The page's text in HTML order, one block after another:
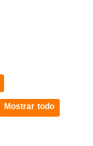
Mostrar todo